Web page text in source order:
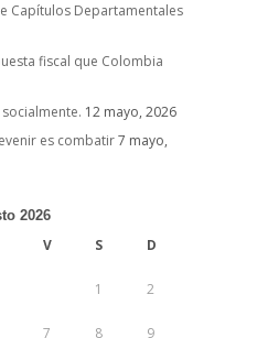
Capítulos Departamentales
fiscal que Colombia
12 mayo, 2026
es combatir7 mayo,
2026
V S D
1 2
7 8 9